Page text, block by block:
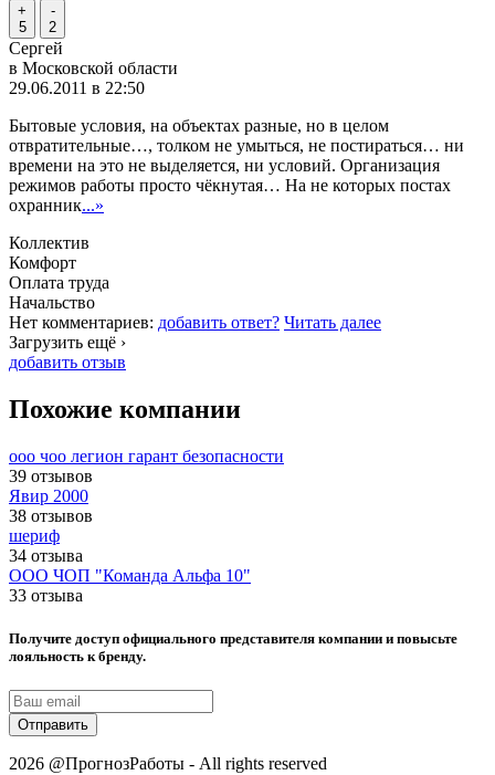
+
5
-
2
Сергей
в Московской области
29.06.2011 в 22:50
Бытовые условия, на объектах разные, но в целом
отвратительные…, толком не умыться, не постираться… ни
времени на это не выделяется, ни условий. Организация
режимов работы просто чёкнутая… На не которых постах
охранник...»
Коллектив
Комфорт
Оплата труда
Начальство
Нет комментариев: добавить ответ? Читать далее
Загрузить ещё ›
добавить отзыв
Похожие компании
ооо чоо легион гарант безопасности
39 отзывов
Явир 2000
38 отзывов
шериф
34 отзыва
ООО ЧОП "Команда Альфа 10"
33 отзыва
Получите доступ официального представителя компании и повысьте
лояльность к бренду.
Отправить
2026 @ПрогнозРаботы - All rights reserved